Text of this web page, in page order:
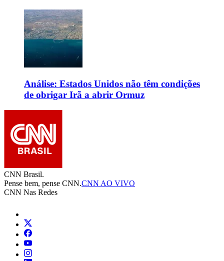
Análise: Estados Unidos não têm condições
de obrigar Irã a abrir Ormuz
CNN Brasil.
Pense bem, pense CNN.CNN AO VIVO
CNN Nas Redes